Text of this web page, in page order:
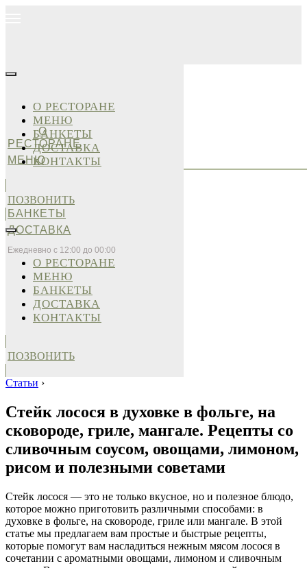
О
РЕСТОРАНЕ
МЕНЮ
БАНКЕТЫ
ДОСТАВКА
Ежедневно с 12:00 до 00:00
О РЕСТОРАНЕ
МЕНЮ
БАНКЕТЫ
ДОСТАВКА
КОНТАКТЫ
ПОЗВОНИТЬ
О РЕСТОРАНЕ
МЕНЮ
БАНКЕТЫ
ДОСТАВКА
КОНТАКТЫ
ПОЗВОНИТЬ
Статьи ›
Стейк лосося в духовке в фольге, на
сковороде, гриле, мангале. Рецепты со
сливочным соусом, овощами, лимоном,
рисом и полезными советами
Стейк лосося — это не только вкусное, но и полезное блюдо,
которое можно приготовить различными способами: в
духовке в фольге, на сковороде, гриле или мангале. В этой
статье мы предлагаем вам простые и быстрые рецепты,
которые помогут вам насладиться нежным мясом лосося в
сочетании с ароматными овощами, лимоном и сливочным